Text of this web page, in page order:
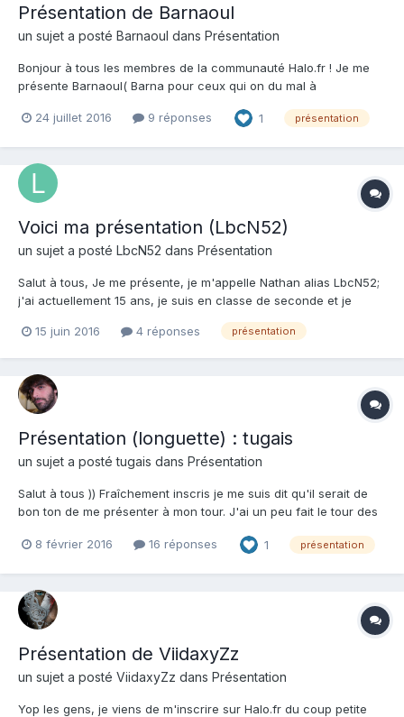
Présentation de Barnaoul
un sujet a posté Barnaoul dans Présentation
Bonjour à tous les membres de la communauté Halo.fr ! Je me
présente Barnaoul( Barna pour ceux qui on du mal à
L'Arbiter et du char Scorpion. J'ai découvert Halo avec Halo
24 juillet 2016 9 réponses 1 présentation
Voici ma présentation (LbcN52)
un sujet a posté LbcN52 dans Présentation
Salut à tous, Je me présente, je m'appelle Nathan alias LbcN52;
j'ai actuellement 15 ans, je suis en classe de seconde et je
YouTubeur passionné des jeux vidéos en tout genre, tels que
15 juin 2016 4 réponses présentation
Présentation (longuette) : tugais
un sujet a postétugais dans Présentation
Salut à tous )) Fraîchement inscris je me suis dit qu'il serait de
bon ton de me présenter à mon tour. J'ai un peu fait le tour des
dois admettre que j'ai l'impression d'être un extraterrestre. J'ai
8 février 2016 16 réponses 1 présentation
Présentation de ViidaxyZz
un sujet a posté ViidaxyZz dans Présentation
Yop les gens, je viens de m'inscrire sur Halo.fr du coup petite